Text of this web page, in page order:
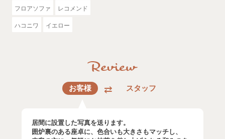
フロアソファ レコメンド
ハコニワ イエロー
お客様 スタッフ
居間に設置した写真を送ります。
囲炉裏のある座卓に、色合いも大きさもマッチし、